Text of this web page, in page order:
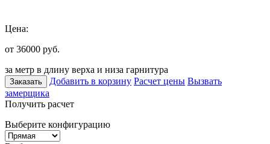
Цена:
от 36000 руб.
за метр в длину верха и низа гарнитура
Заказать Добавить в корзину Расчет цены Вызвать
замерщика
Получить расчет
Выберите конфигурацию